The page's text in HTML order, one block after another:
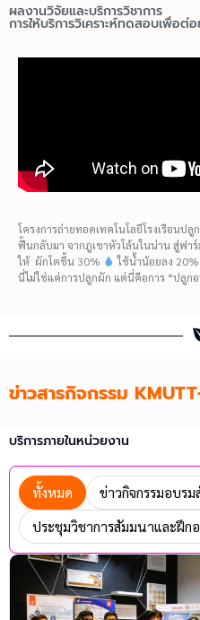
ผลงานวิจัยและบริการวิชาการ
การให้บริการวิเคราะห์ทดสอบเพื่อต่
โครงการถ่ายทอดเทคโนโลยีโรงเรือนป
ฟื้นกลับมา จากภูเขาหัวโล้นในน่าน สู่ฟา
ให้ ผักโตขึ้น 30%
ใช้น้ำน้อยลง 20%
นี่ไม่ใช่แค่การปลูกผัก แต่นี่คือการ “ปลู
ข่าวสารกิจกรรม
บริการภายในหน่วยงาน
ทั้งหมด ข่าวกิจกรรมอบร
ประชุมวิชาการสัมมนาและฝึก